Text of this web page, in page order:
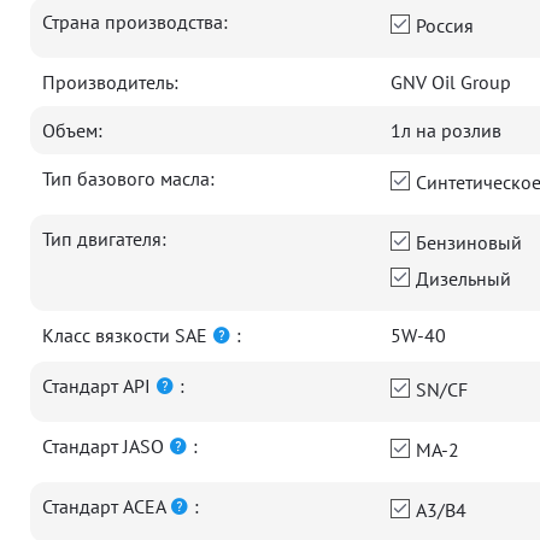
Страна производства: Россия
Производитель:
GNV Oil Group
Объем:
1л на розлив
Тип базового масла:
Синтетическое
Тип двигателя:
Бензиновый
Дизельный
Класс вязкости SAE : 5W-40
Стандарт API : SN/CF
Стандарт JASO : MA-2
Стандарт ACEA : A3/B4